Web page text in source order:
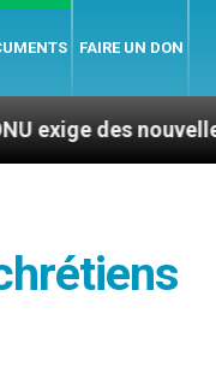
FAIRE UN DON
nouvelles de Mgr